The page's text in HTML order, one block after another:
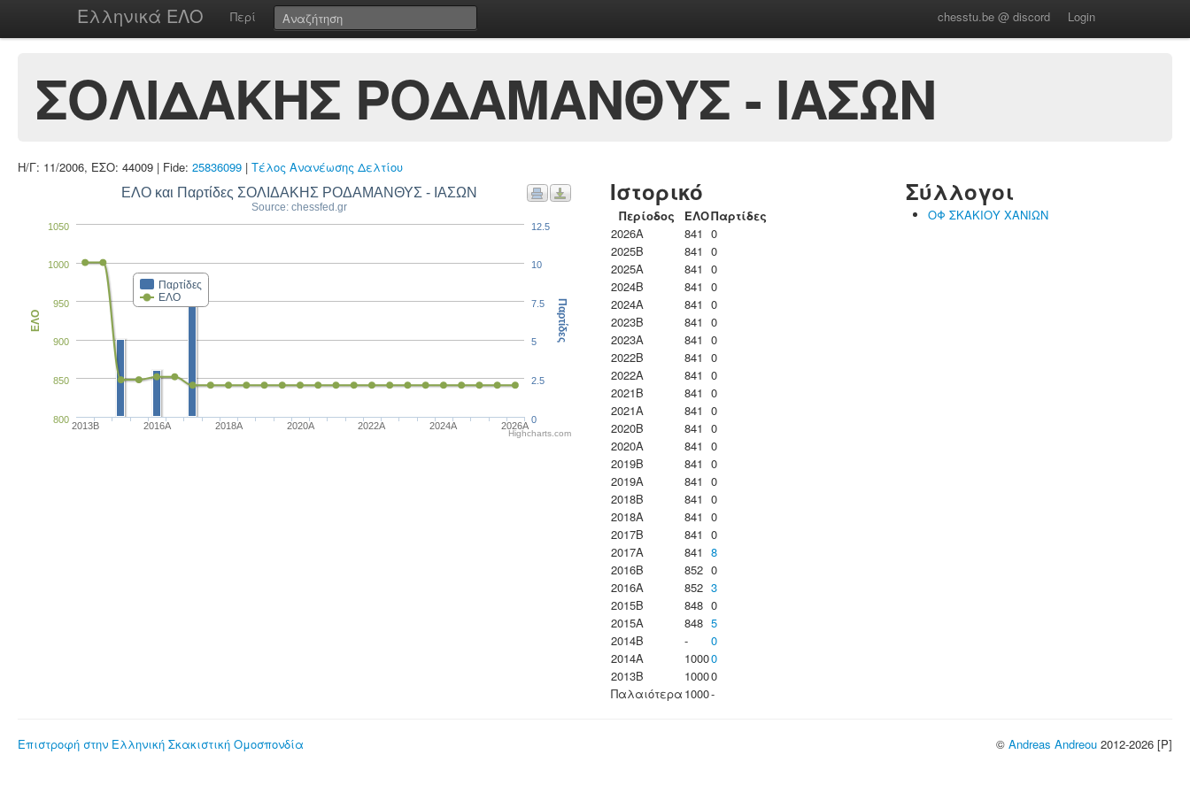
Ελληνικά ΕΛΟ Περί chesstu.be @ discord Login
ΣΟΛΙΔΑΚΗΣ ΡΟΔΑΜΑΝΘΥΣ - ΙΑΣΩΝ
Η/Γ: 11/2006, ΕΣΟ: 44009 | Fide: 25836099 | Τέλος Ανανέωσης Δελτίου
ΕΛΟ και Παρτίδες ΣΟΛΙΔΑΚΗΣ ΡΟΔΑΜΑΝΘΥΣ - ΙΑΣΩΝ
Source: chessfed.gr
Παρτίδες
ΕΛΟ
2013B 2016A 2018A 2020A 2022A 2024A 2026A
800
850
900
950
1000
1050
ΕΛΟ
0
10
2.5
5
7.5
12.5
Παρτίδες
Highcharts.com
Ιστορικό
Περίοδος ΕΛΟΠαρτίδες
2026A
841 0
2025B
841 0
2025A
841 0
2024B
841 0
2024A
841 0
2023B
841 0
2023Α
841 0
2022B
841 0
2022A
841 0
2021B
841 0
2021A
841 0
2020B
841 0
2020A
841 0
2019B
841 0
2019A
841 0
2018B
841 0
2018A
841 0
2017B
841 0
2017A
841 8
2016B
852 0
2016A
852 3
2015B
848 0
2015A
848 5
2014B
-
0
2014A
10000
2013B
10000
Παλαιότερα 1000-
Σύλλογοι
ΟΦ ΣΚΑΚΙΟΥ ΧΑΝΙΩΝ
Επιστροφή στην Ελληνική Σκακιστική Ομοσπονδία © Andreas Andreou 2012-2026 [P]